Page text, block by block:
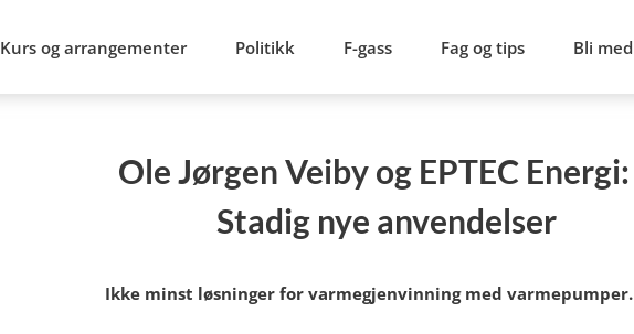
Kurs og arrangementer Politikk F-gass Fag og tips Bli med
Ole Jørgen Veiby og EPTEC
Stadig nye anvendelser
Ikke minst løsninger for varmegjenvinning med varmepumper.